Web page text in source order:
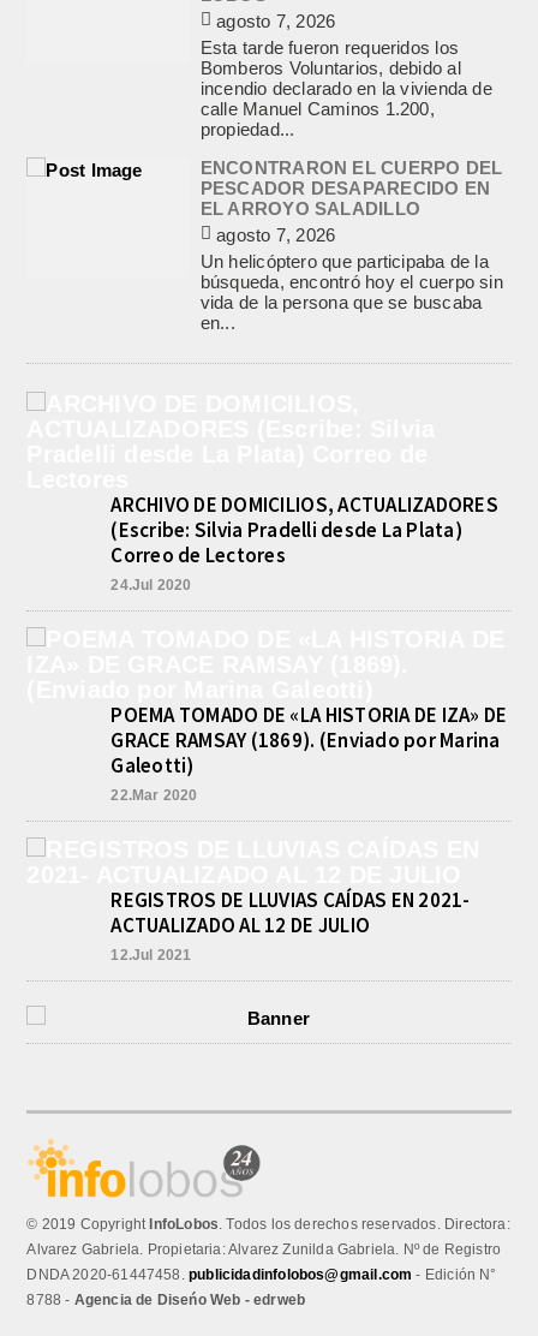
agosto 7, 2026
Esta tarde fueron requeridos los
Bomberos Voluntarios, debido al
incendio declarado en la vivienda de
calle Manuel Caminos 1.200,
propiedad...
ENCONTRARON EL CUERPO DEL
PESCADOR DESAPARECIDO EN
EL ARROYO SALADILLO
agosto 7, 2026
Un helicóptero que participaba de la
búsqueda, encontró hoy el cuerpo sin
vida de la persona que se buscaba
en...
ARCHIVO DE DOMICILIOS, ACTUALIZADORES
(Escribe: Silvia Pradelli desde La Plata)
Correo de Lectores
24.Jul 2020
POEMA TOMADO DE «LA HISTORIA DE IZA» DE
GRACE RAMSAY (1869). (Enviado por Marina
Galeotti)
22.Mar 2020
REGISTROS DE LLUVIAS CAÍDAS EN 2021-
ACTUALIZADO AL 12 DE JULIO
12.Jul 2021
© 2019 CopyrightInfoLobos. Todos los derechos reservados. Directora:
Alvarez Gabriela. Propietaria: Alvarez Zunilda Gabriela. Nº de Registro
DNDA 2020-61447458.publicidadinfolobos@gmail.com - Edición N°
8788 - Agencia de Diseńo Web - edrweb